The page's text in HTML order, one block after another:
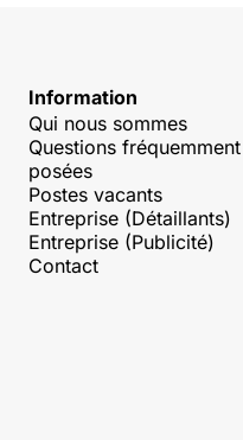
Information
Qui nous sommes
Questions fréquemment
posées
Postes vacants
Entreprise (Détaillants)
Entreprise (Publicité)
Contact